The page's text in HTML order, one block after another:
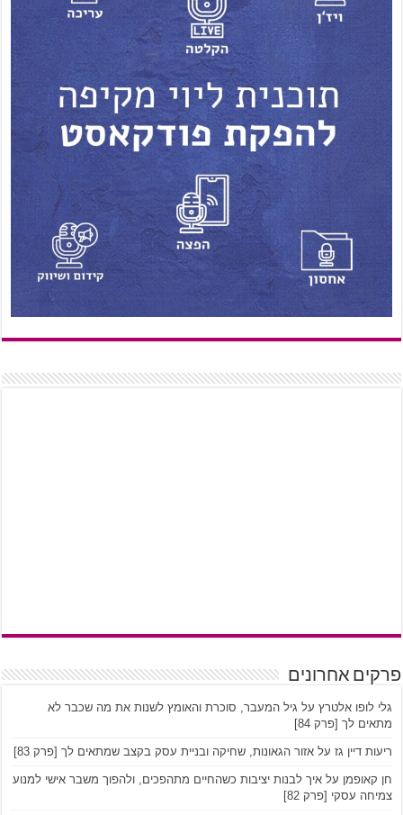
פרקים אחרונים
גלי לופו אלטרץ על גיל המעבר, סוכרת והאומץ לשנות את מה שכבר לא
מתאים לך [פרק 84]
ריעות דיין גז על אזור הגאונות, שחיקה ובניית עסק בקצב שמתאים לך [פרק 83]
חן קאופמן על איך לבנות יציבות כשהחיים מתהפכים, ולהפוך משבר אישי למנוע
צמיחה עסקי [פרק 82]